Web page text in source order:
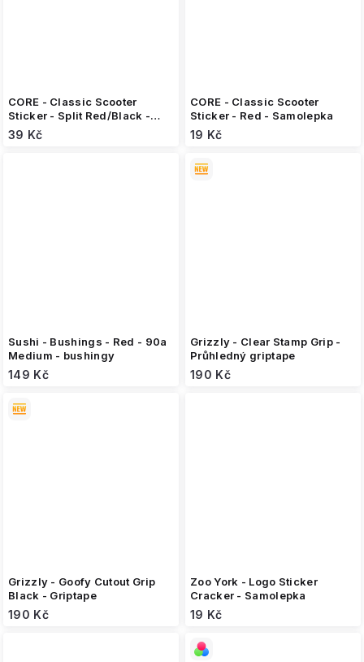
CORE - Classic Scooter
Sticker - Split Red/Black -
Samolepka
39 Kč
CORE - Classic Scooter
Sticker - Red - Samolepka
19 Kč
Sushi - Bushings - Red - 90a
Medium - bushingy
149 Kč
Grizzly - Clear Stamp Grip -
Průhledný griptape
190 Kč
Grizzly - Goofy Cutout Grip
Black - Griptape
190 Kč
Zoo York - Logo Sticker
Cracker - Samolepka
19 Kč